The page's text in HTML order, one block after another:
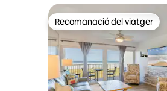
Recomanació del viatger
Recomanació del viatger